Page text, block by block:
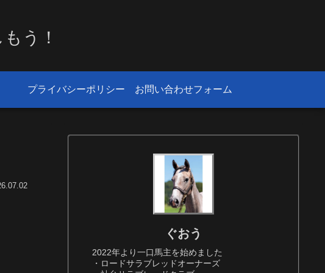
う！
プライバシーポリシー お問い合わせフォーム
ぐおう
2022年より一口馬主を始めました
・ロードサラブレッドオーナーズ